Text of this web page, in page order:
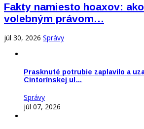
Fakty namiesto hoaxov:
volebným právom…
júl 30, 2026 Správy
Prasknuté potrubie zaplavilo a
Cintorínskej ul…
Správy
júl 07, 2026